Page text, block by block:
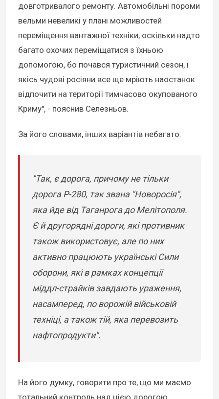
довготривалого ремонту. Автомобільні пороми
вельми невеликі у плані можливостей
переміщення вантажної техніки, оскільки надто
багато охочих переміщатися з їхньою
допомогою, бо почався туристичний сезон, і
якісь чудові росіяни все ще мріють наостанок
відпочити на території тимчасово окупованого
Криму", - пояснив Селезньов.
За його словами, інших варіантів небагато:
"Так, є дорога, причому не тільки
дорога Р-280, так звана "Новоросія",
яка йде від Таганрога до Мелітополя.
Є й другорядні дороги, які противник
також використовує, але по них
активно працюють українські Сили
оборони, які в рамках концепції
міддл-страйків завдають ураження,
насамперед, по ворожій військовій
техніці, а також тій, яка перевозить
нафтопродукти".
На його думку, говорити про те, що ми маємо